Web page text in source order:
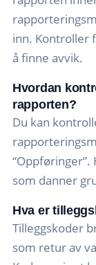
inn. Kontroller
å finne avvik.
Hvordan
rapporten?
Du kan
som danner
Hva er
Tilleggskoder
som retur av